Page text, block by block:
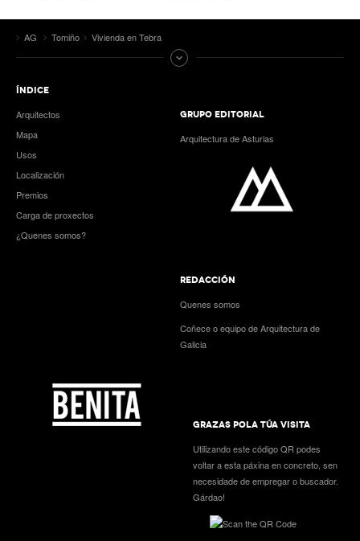
AG Tomiño Vivienda en Tebra
ÍNDICE
Arquitectos
Mapa
Usos
Localización
Premios
Carga de proxectos
¿Quenes somos?
GRUPO EDITORIAL
Arquitectura de Asturias
REDACCIÓN
Quenes somos
Coñece o equipo de Arquitectura de
Galicia
GRAZAS POLA TÚA VISITA
Utilizando este código QR podes
voltar a esta páxina en concreto, sen
necesidade de empregar o buscador.
Gárdao!